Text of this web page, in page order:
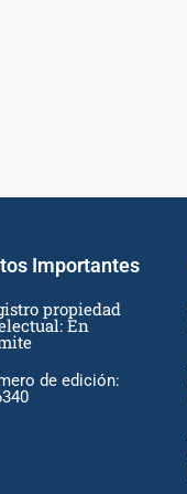
Importantes
propiedad
En
de edición: